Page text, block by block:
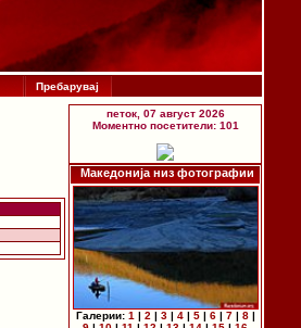
Пребарувај
петок, 07 август 2026
Моментно посетители: 101
Македонија низ фотографии
Галерии: 1| 2| 3| 4| 5| 6| 7| 8|